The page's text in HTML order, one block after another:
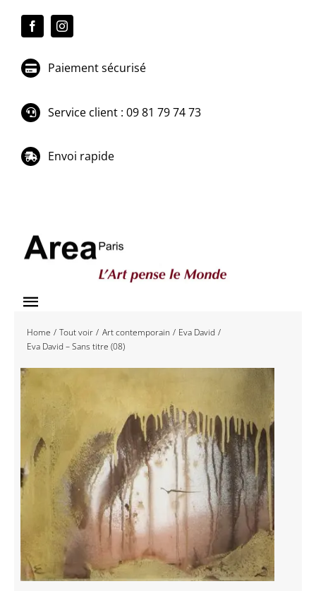
Paiement sécurisé
Service client : 09 81 79 74 73
Envoi rapide
Toggle
Navigation
Accueil
Événements
Artistes
Éditions
Area revue)s(
Area antic
Blog
Home Tout voir Art contemporain
Eva David
Eva David – Sans titre (08)